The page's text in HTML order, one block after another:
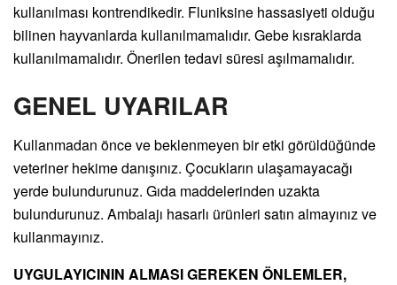
kullanılması kontrendikedir. Fluniksine hassasiyeti olduğu
bilinen hayvanlarda kullanılmamalıdır. Gebe kısraklarda
kullanılmamalıdır. Önerilen tedavi süresi aşılmamalıdır.
GENEL UYARILAR
Kullanmadan önce ve beklenmeyen bir etki görüldüğünde
veteriner hekime danışınız. Çocukların ulaşamayacağı
yerde bulundurunuz. Gıda maddelerinden uzakta
bulundurunuz. Ambalajı hasarlı ürünleri satın almayınız ve
kullanmayınız.
UYGULAYICININ ALMASI GEREKEN ÖNLEMLER,